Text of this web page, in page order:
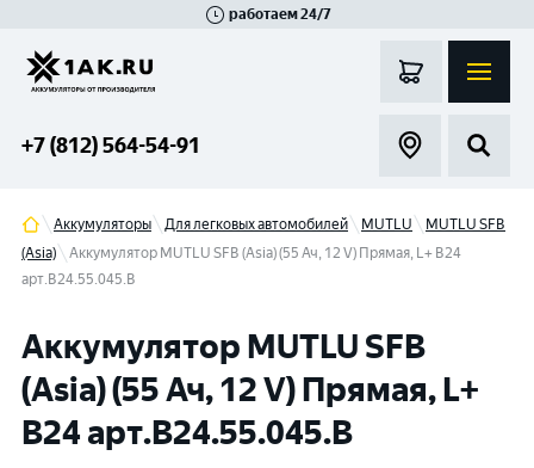
работаем 24/7
+7 (812) 564-54-91
Аккумуляторы Для легковых автомобилей MUTLU
MUTLU SFB
(Asia)
Аккумулятор MUTLU SFB (Asia) (55 Ач, 12 V) Прямая, L+ B24
арт.B24.55.045.B
Аккумулятор MUTLU SFB
(Asia) (55 Ач, 12 V) Прямая, L+
B24 арт.B24.55.045.B
Гатчина